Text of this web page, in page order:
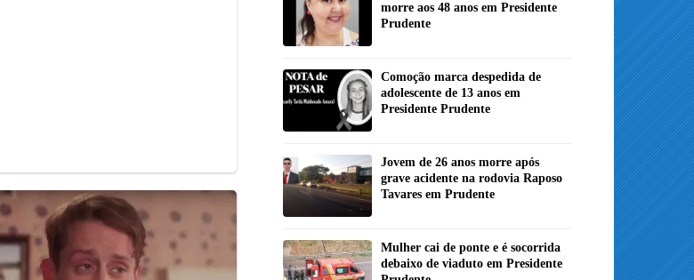
morre aos 48 anos em Presidente
Prudente
Comoção marca despedida de
adolescente de 13 anos em
Presidente Prudente
Jovem de 26 anos morre após
grave acidente na rodovia Raposo
Tavares em Prudente
Mulher cai de ponte e é socorrida
debaixo de viaduto em Presidente